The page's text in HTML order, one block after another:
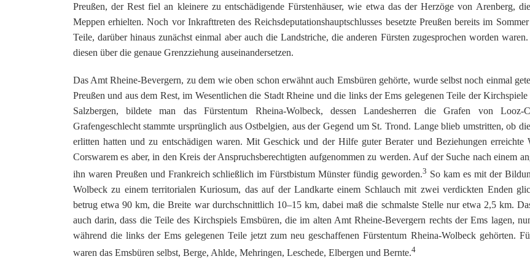
Preußen, der Rest fiel an kleinere zu entschädigende Fürstenhäuser, wie etwa das der Herzöge von Arenberg,
Meppen erhielten. Noch vor Inkrafttreten des Reichsdeputationshauptschlusses besetzte Preußen bereits im
Teile, darüber hinaus zunächst einmal aber auch die Landstriche, die anderen Fürsten zugesprochen worden
diesen über die genaue Grenzziehung auseinandersetzen.
Das Amt Rheine-Bevergern, zu dem wie oben schon erwähnt auch Emsbüren gehörte, wurde selbst noch einmal
Preußen und aus dem Rest, im Wesentlichen die Stadt Rheine und die links der Ems gelegenen Teile der
Salzbergen, bildete man das Fürstentum Rheina-Wolbeck, dessen Landesherren die Grafen von Looz-
Grafengeschlecht stammte ursprünglich aus Ostbelgien, aus der Gegend um St. Trond. Lange blieb umstritten, ob
erlitten hatten und zu entschädigen waren. Mit Geschick und der Hilfe guter Berater und Beziehungen erreichte
Corswarem es aber, in den Kreis der Anspruchsberechtigten aufgenommen zu werden. Auf der Suche nach einem
ihn waren Preußen und Frankreich schließlich im Fürstbistum Münster fündig geworden.3 So kam es mit der
Wolbeck zu einem territorialen Kuriosum, das auf der Landkarte einem Schlauch mit zwei verdickten Enden
betrug etwa 90 km, die Breite war durchschnittlich 10–15 km, dabei maß die schmalste Stelle nur etwa 2,5 km.
auch darin, dass die Teile des Kirchspiels Emsbüren, die im alten Amt Rheine-Bevergern rechts der Ems lagen,
während die links der Ems gelegenen Teile jetzt zum neu geschaffenen Fürstentum Rheina-Wolbeck gehörten.
waren das Emsbüren selbst, Berge, Ahlde, Mehringen, Leschede, Elbergen und Bernte.4